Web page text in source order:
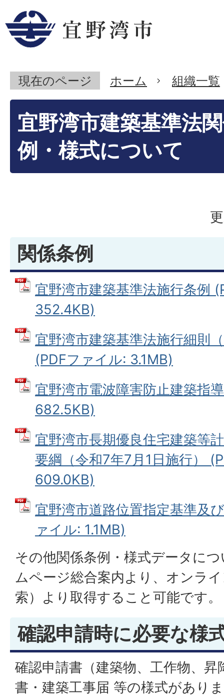
現在のページ ホーム 組織一覧
宜野湾市建築基準法
例・様式について
関係条例
宜野湾市建築基準法施行条例
352.4KB)
宜野湾市建築基準法施行細則
(PDFファイル: 3.1MB)
宜野湾市電波障害防止建築指
682.5KB)
宜野湾市長期優良住宅建築等
要綱（令和7年7月1日施行）
609.0KB)
宜野湾市道路位置指定基準及
ァイル: 1.1MB)
その他関係条例・様式データに
ムページ総合案内より、オンラ
索）より取得すること可能です。
確認申請時に必要な様
確認申請書（建築物、工作物、昇
書・建築工事届 等の様式があり